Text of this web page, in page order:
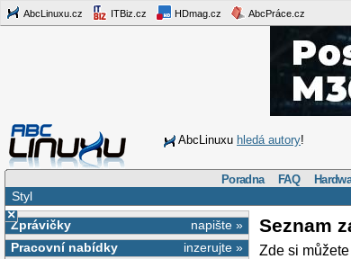
AbcLinuxu.cz ITBiz.cz HDmag.cz AbcPráce.cz
AbcLinuxu hledá autory!
Poradna FAQ
Styl
×
napište »
Zprávičky
inzerujte »
Pracovní nabídky
Seznam
Zde si